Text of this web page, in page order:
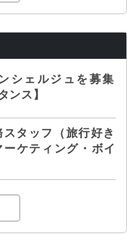
シェルジュを募集
ンス】
タッフ（旅行好き
ケティング・ボイ